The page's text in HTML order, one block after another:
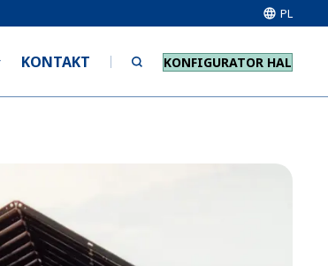
PL
KONTAKT KONFIGURATOR HAL